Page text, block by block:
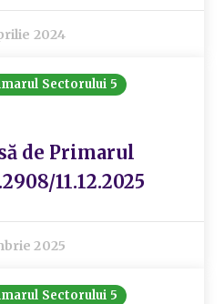
2024
Sectorului 5
de Primarul
11.12.2025
2025
Sectorului 5